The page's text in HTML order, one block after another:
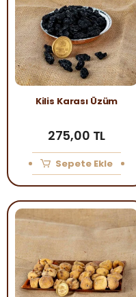
Kilis Karası Üzüm
275,00 TL
Sepete Ekle